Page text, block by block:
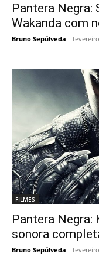
Pantera Negra:
Wakanda com
Bruno Sepúlveda -
FILMES
Pantera Negra:
sonora
Bruno Sepúlveda -